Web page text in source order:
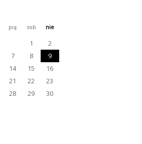
pią sob nie
1
2
7 8
9
14 15
16
21 22
23
28 29
30